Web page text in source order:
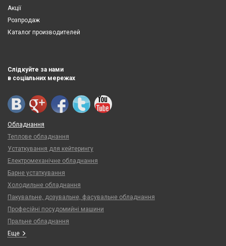
Акції
Розпродаж
Каталог производителей
Слідкуйте за нами
в соціальних мережах
Обладнання
Теплове обладнання
Устаткування для кейтерингу
Електромеханічне обладнання
Барне устаткування
Холодильне обладнання
Пакувальне, дозувальне, фасувальне обладнання
Професійні посудомийні машини
Пральне обладнання
Еще